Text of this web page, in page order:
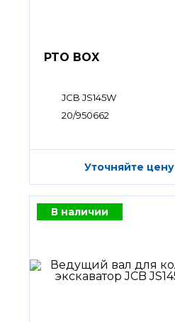
PTO BOX
JCB JS145W
20/950662
Уточняйте цену
В наличии